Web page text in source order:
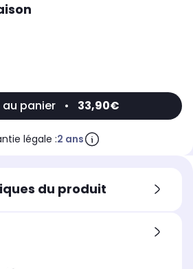
panier • 33,90€
légale :2 ans
du produit